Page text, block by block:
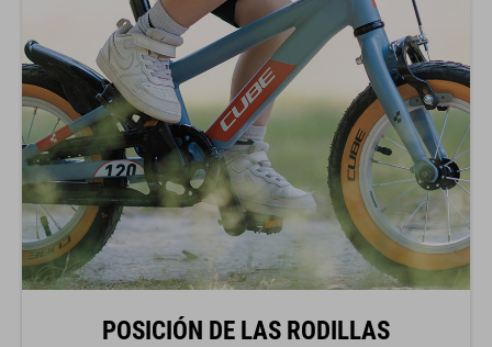
POSICIÓN DE LAS RODILLAS